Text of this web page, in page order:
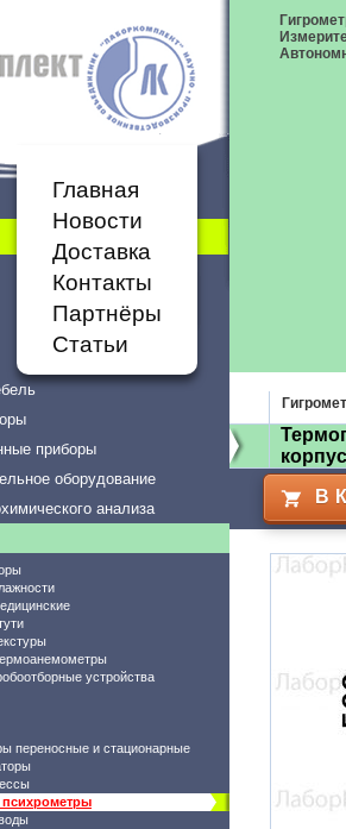
Главная
Новости
Доставка
Контакты
Партнёры
Статьи
приборы
оборудование
анализа
устройства
переносные и стационарные
В